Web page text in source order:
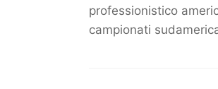
professionistico
campionati